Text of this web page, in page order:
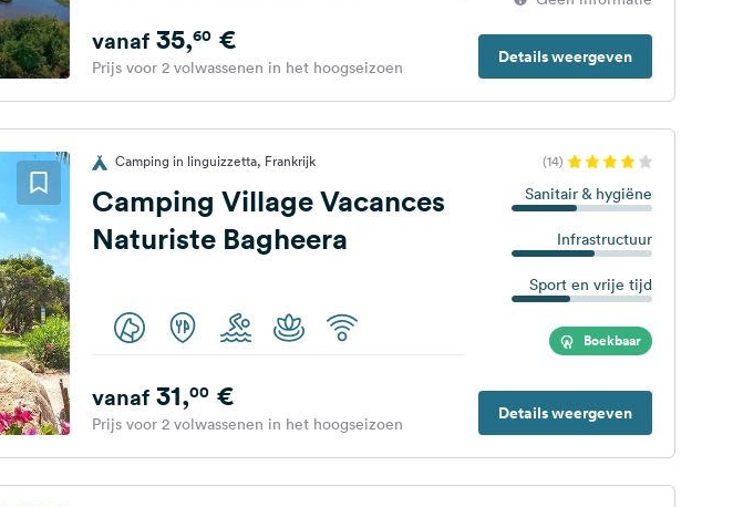
Details weergeven
vanaf35,60€
Prijs voor 2 volwassenen in het hoogseizoen
Camping in linguizzetta, Frankrijk (14)
Camping Village Vacances
Naturiste Bagheera
Sanitair & hygiëne
Infrastructuur
Sport en vrije tijd
Boekbaar
Details weergeven
vanaf31,00€
Prijs voor 2 volwassenen in het hoogseizoen